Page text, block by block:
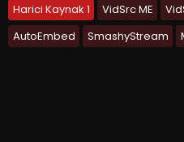
Harici Kaynak 1 VidSrc ME
AutoEmbed
SmashyStream